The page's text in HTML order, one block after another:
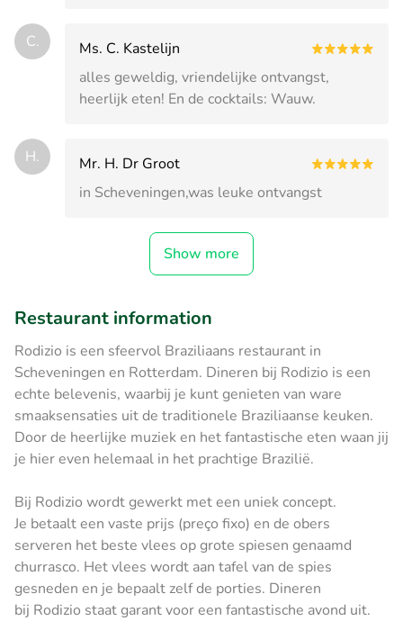
C.
Ms. C. Kastelijn
alles geweldig, vriendelijke ontvangst,
heerlijk eten! En de cocktails: Wauw.
H.
Mr. H. Dr Groot
in Scheveningen,was leuke ontvangst
Show more
Restaurant information
Rodizio is een sfeervol Braziliaans restaurant in
Scheveningen en Rotterdam. Dineren bij Rodizio is een
echte belevenis, waarbij je kunt genieten van ware
smaaksensaties uit de traditionele Braziliaanse keuken.
Door de heerlijke muziek en het fantastische eten waan jij
je hier even helemaal in het prachtige Brazilië.
Bij Rodizio wordt gewerkt met een uniek concept.
Je betaalt een vaste prijs (preço fixo) en de obers
serveren het beste vlees op grote spiesen genaamd
churrasco. Het vlees wordt aan tafel van de spies
gesneden en je bepaalt zelf de porties. Dineren
bij Rodizio staat garant voor een fantastische avond uit.